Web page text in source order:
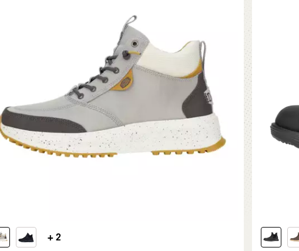
+ 2